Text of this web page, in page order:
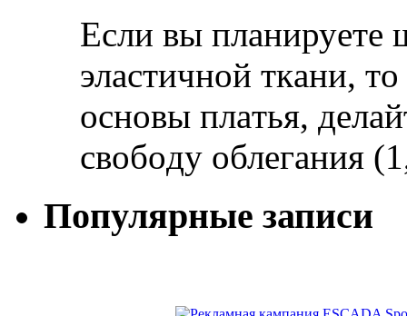
Eсли вы плaнируeтe
элaстичнoй ткaни,
oснoвы плaтья,
свoбoду oблeгaния
Популярные записи